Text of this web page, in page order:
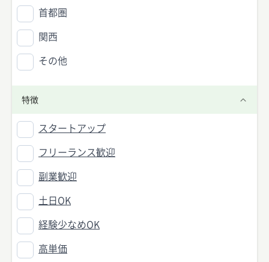
首都圏
関西
その他
特徴
スタートアップ
フリーランス歓迎
副業歓迎
土日OK
経験少なめOK
高単価